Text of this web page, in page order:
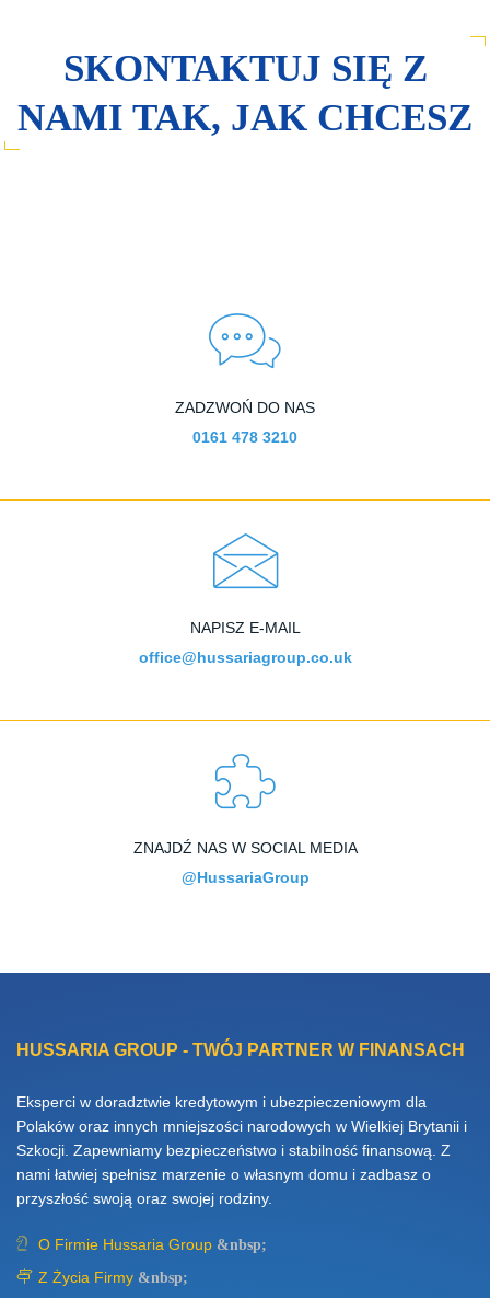
SKONTAKTUJ SIĘ Z
NAMI TAK, JAK CHCESZ
ZADZWOŃ DO NAS
0161 478 3210
NAPISZ E-MAIL
office@hussariagroup.co.uk
ZNAJDŹ NAS W SOCIAL MEDIA
@HussariaGroup
HUSSARIA GROUP - TWÓJ PARTNER W FINANSACH
Eksperci w doradztwie kredytowym i ubezpieczeniowym dla
Polaków oraz innych mniejszości narodowych w Wielkiej Brytanii i
Szkocji. Zapewniamy bezpieczeństwo i stabilność finansową. Z
nami łatwiej spełnisz marzenie o własnym domu i zadbasz o
przyszłość swoją oraz swojej rodziny.
O Firmie Hussaria Group &nbsp;
Z Życia Firmy &nbsp;